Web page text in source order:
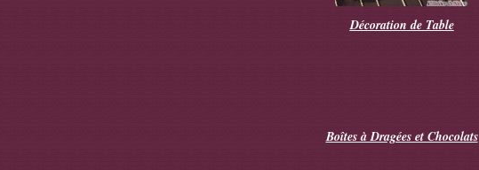
Décoration de Table
Boîtes à Dragées et Chocolats